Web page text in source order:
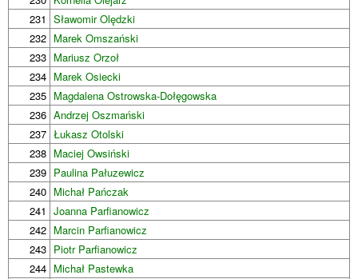
231 Sławomir Olędzki
232 Marek Omszański
233 Mariusz Orzoł
234 Marek Osiecki
235 Magdalena Ostrowska-Dołęgowska
236 Andrzej Oszmański
237 Łukasz Otolski
238 Maciej Owsiński
239 Paulina Pałuzewicz
240 Michał Pańczak
241 Joanna Parfianowicz
242 Marcin Parfianowicz
243 Piotr Parfianowicz
244 Michał Pastewka